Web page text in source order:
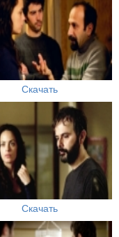
Скачать
Скачать